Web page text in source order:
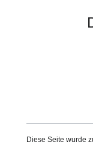
Diese Seite wurde